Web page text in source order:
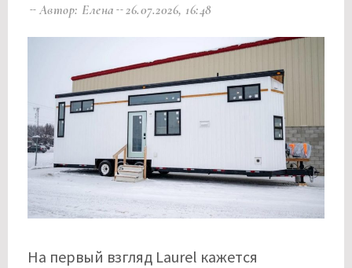
Автор: Елена 26.07.2026, 16:48
На первый взгляд Laurel кажется